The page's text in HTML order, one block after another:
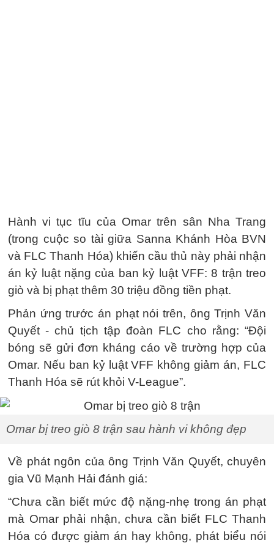
Hành vi tục tĩu của Omar trên sân Nha Trang
(trong cuộc so tài giữa Sanna Khánh Hòa BVN
và FLC Thanh Hóa) khiến cầu thủ này phải nhận
án kỷ luật nặng của ban kỷ luật VFF: 8 trận treo
giò và bị phạt thêm 30 triệu đồng tiền phạt.
Phản ứng trước án phạt nói trên, ông Trịnh Văn
Quyết - chủ tịch tập đoàn FLC cho rằng: “Đội
bóng sẽ gửi đơn kháng cáo về trường hợp của
Omar. Nếu ban kỷ luật VFF không giảm án, FLC
Thanh Hóa sẽ rút khỏi V-League”.
Omar bị treo giò 8 trận sau hành vi không đẹp
Về phát ngôn của ông Trịnh Văn Quyết, chuyên
gia Vũ Mạnh Hải đánh giá:
“Chưa cần biết mức độ nặng-nhẹ trong án phạt
mà Omar phải nhận, chưa cần biết FLC Thanh
Hóa có được giảm án hay không, phát biểu nói